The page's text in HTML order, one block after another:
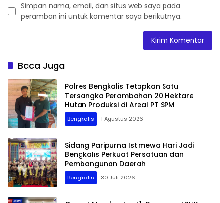
Simpan nama, email, dan situs web saya pada
peramban ini untuk komentar saya berikutnya.
Baca Juga
Polres Bengkalis Tetapkan Satu
Tersangka Perambahan 20 Hektare
Hutan Produksi di Areal PT SPM
Bengkalis 1 Agustus 2026
Sidang Paripurna Istimewa Hari Jadi
Bengkalis Perkuat Persatuan dan
Pembangunan Daerah
Bengkalis 30 Juli 2026